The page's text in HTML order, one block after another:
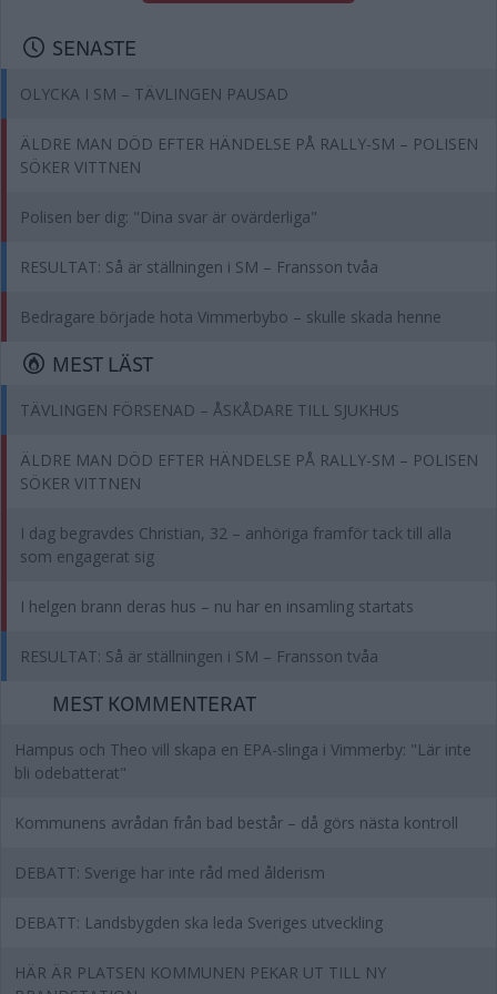
SENASTE
OLYCKA I SM – TÄVLINGEN PAUSAD
ÄLDRE MAN DÖD EFTER HÄNDELSE PÅ RALLY-SM – POLISEN
SÖKER VITTNEN
Polisen ber dig: "Dina svar är ovärderliga"
RESULTAT: Så är ställningen i SM – Fransson tvåa
Bedragare började hota Vimmerbybo – skulle skada henne
MEST LÄST
TÄVLINGEN FÖRSENAD – ÅSKÅDARE TILL SJUKHUS
ÄLDRE MAN DÖD EFTER HÄNDELSE PÅ RALLY-SM – POLISEN
SÖKER VITTNEN
I dag begravdes Christian, 32 – anhöriga framför tack till alla
som engagerat sig
I helgen brann deras hus – nu har en insamling startats
RESULTAT: Så är ställningen i SM – Fransson tvåa
MEST KOMMENTERAT
Hampus och Theo vill skapa en EPA-slinga i Vimmerby: "Lär inte
bli odebatterat"
Kommunens avrådan från bad består – då görs nästa kontroll
DEBATT: Sverige har inte råd med ålderism
DEBATT: Landsbygden ska leda Sveriges utveckling
HÄR ÄR PLATSEN KOMMUNEN PEKAR UT TILL NY